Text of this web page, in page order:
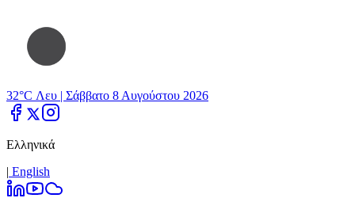
32°C Λευ | Σάββατο 8 Αυγούστου 2026
Ελληνικά
| Εnglish